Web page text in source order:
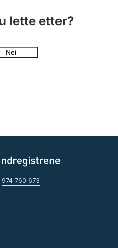
lette etter?
Nei
974 760 673